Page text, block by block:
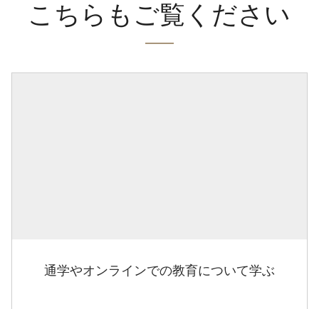
こちらもご覧ください
通学やオンラインでの教育について学ぶ